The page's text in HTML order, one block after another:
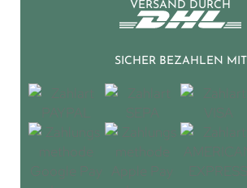
VERSAND DURCH
SICHER BEZAHLEN MIT